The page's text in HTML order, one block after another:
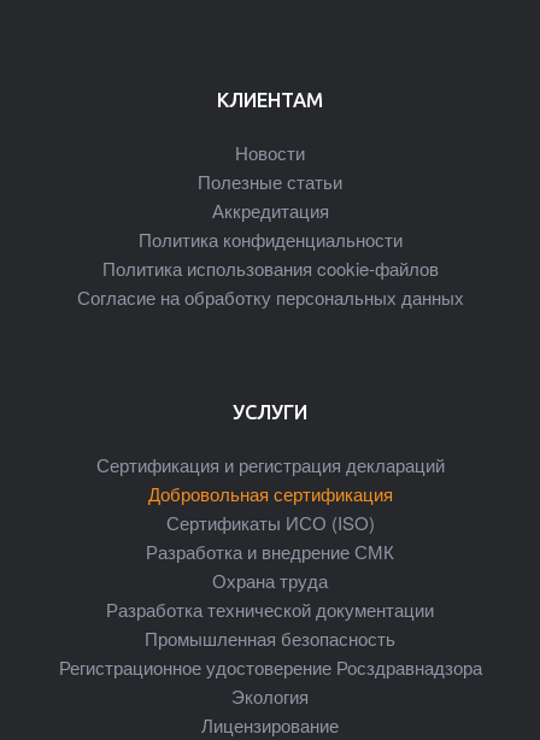
КЛИЕНТАМ
Новости
Полезные статьи
Аккредитация
Политика конфиденциальности
Политика использования cookie-файлов
Согласие на обработку персональных данных
УСЛУГИ
Сертификация и регистрация деклараций
Добровольная сертификация
Сертификаты ИСО (ISO)
Разработка и внедрение СМК
Охрана труда
Разработка технической документации
Промышленная безопасность
Регистрационное удостоверение Росздравнадзора
Экология
Лицензирование